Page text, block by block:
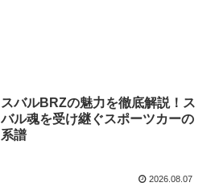
スバルBRZの魅力を徹底解説！ス
バル魂を受け継ぐスポーツカーの
系譜
2026.08.07